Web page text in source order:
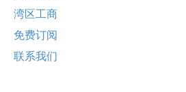
湾区工商
免费订阅
联系我们